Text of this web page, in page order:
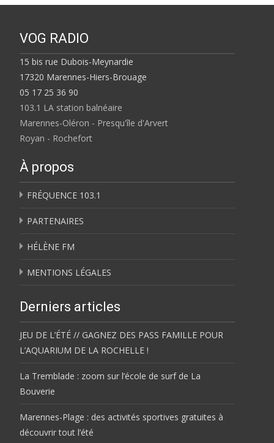
VOG RADIO
15 bis rue Dubois-Meynardie
17320 Marennes-Hiers-Brouage
05 17 25 36 90
103.1 LA station balnéaire
Marennes-Oléron - Presqu'île d'Arvert
Royan - Rochefort
À propos
FRÉQUENCE 103.1
PARTENAIRES
HÉLÈNE FM
MENTIONS LÉGALES
Derniers articles
JEU DE L’ÉTÉ // GAGNEZ DES PASS FAMILLE POUR
L’AQUARIUM DE LA ROCHELLE !
La Tremblade : zoom sur l’école de surf de La
Bouverie
Marennes-Plage : des activités sportives gratuites à
découvrir tout l’été